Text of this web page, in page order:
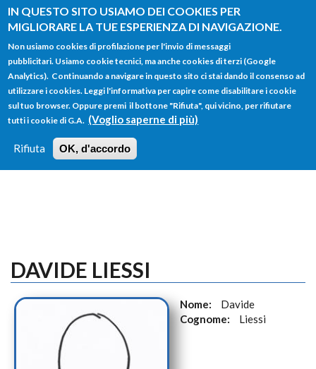
IN QUESTO SITO USIAMO DEI COOKIES PER
MIGLIORARE LA TUE ESPERIENZA DI NAVIGAZIONE.
Non usiamo cookies di profilazione per l'invio di messaggi
pubblicitari. Usiamo cookie tecnici, ma anche cookies di terzi (Google
Analytics). Continuando a navigare in questo sito ci stai dando il consenso ad
utilizzare i cookies. Leggi l'informativa per capire come disabilitare i cookie
sul tuo browser. Oppure premi il bottone "Rifiuta", qui vicino, per rifiutare
tutti i cookie di G.A. (Voglio saperne di più)
Rifiuta OK, d'accordo
Salta al contenuto principale
FORM
DI
RICERCA
Main menu
HOME TUTTI I PROFILI
LOGIN
DAVIDE LIESSI
Nome:
Davide
Cognome:
Liessi